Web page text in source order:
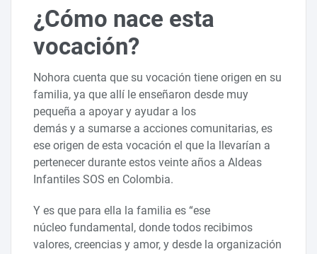
¿Cómo nace esta
vocación?
Nohora cuenta que su vocación tiene origen en su
familia, ya que allí le enseñaron desde muy
pequeña a apoyar y ayudar a los
demás y a sumarse a acciones comunitarias, es
ese origen de esta vocación el que la llevarían a
pertenecer durante estos veinte años a Aldeas
Infantiles SOS en Colombia.
Y es que para ella la familia es “ese
núcleo fundamental, donde todos recibimos
valores, creencias y amor, y desde la organización